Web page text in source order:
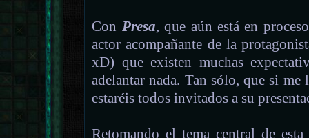
Con Presa, que aún está en
actor acompañante de la
xD) que existen muchas
adelantar nada. Tan sólo, que si
estaréis todos invitados a su
Retomando el tema central de